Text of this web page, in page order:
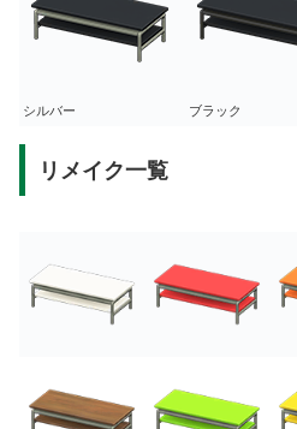
シルバー ブラック
リメイク一覧